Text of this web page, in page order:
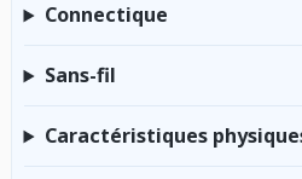
Connectique
Sans-fil
Caractéristiques